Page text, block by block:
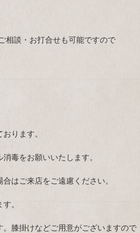
相談・お打合せも可能ですので
ります。
毒をお願いいたします。
はご来店をご遠慮ください。
。
膝掛けなどご用意がございますので